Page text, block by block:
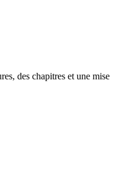
des chapitres et une mise